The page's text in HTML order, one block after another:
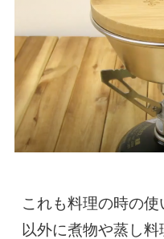
これも料理の時の
以外に煮物や蒸し